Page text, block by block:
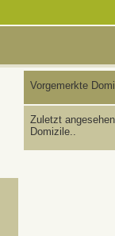
Vorgemerkte
Zuletzt
Domizile..